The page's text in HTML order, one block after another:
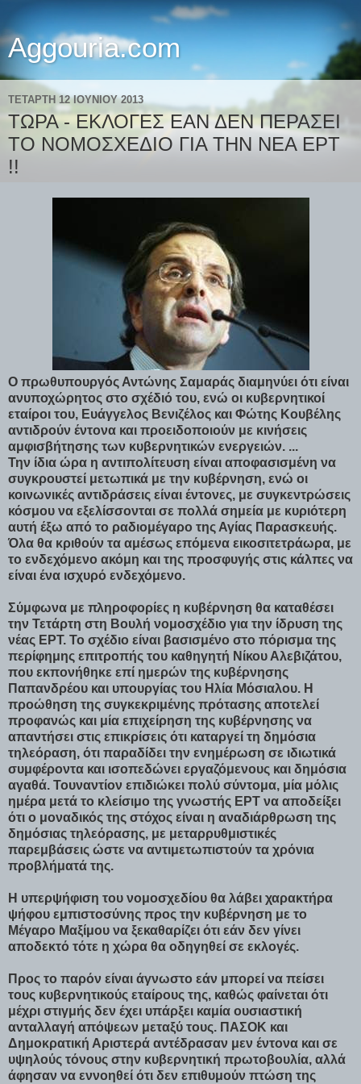
Aggouria.com
ΤΕΤΆΡΤΗ 12 ΙΟΥΝΊΟΥ 2013
ΤΩΡΑ - ΕΚΛΟΓΕΣ ΕΑΝ ΔΕΝ ΠΕΡΑΣΕΙ
ΤΟ ΝΟΜΟΣΧΕΔΙΟ ΓΙΑ ΤΗΝ ΝΕΑ ΕΡΤ
!!
Ο πρωθυπουργός Αντώνης Σαμαράς διαμηνύει ότι είναι
ανυποχώρητος στο σχέδιό του, ενώ οι κυβερνητικοί
εταίροι του, Ευάγγελος Βενιζέλος και Φώτης Κουβέλης
αντιδρούν έντονα και προειδοποιούν με κινήσεις
αμφισβήτησης των κυβερνητικών ενεργειών. ...
Την ίδια ώρα η αντιπολίτευση είναι αποφασισμένη να
συγκρουστεί μετωπικά με την κυβέρνηση, ενώ οι
κοινωνικές αντιδράσεις είναι έντονες, με συγκεντρώσεις
κόσμου να εξελίσσονται σε πολλά σημεία με κυριότερη
αυτή έξω από το ραδιομέγαρο της Αγίας Παρασκευής.
Όλα θα κριθούν τα αμέσως επόμενα εικοσιτετράωρα, με
το ενδεχόμενο ακόμη και της προσφυγής στις κάλπες να
είναι ένα ισχυρό ενδεχόμενο.
Σύμφωνα με πληροφορίες η κυβέρνηση θα καταθέσει
την Τετάρτη στη Βουλή νομοσχέδιο για την ίδρυση της
νέας ΕΡΤ. Το σχέδιο είναι βασισμένο στο πόρισμα της
περίφημης επιτροπής του καθηγητή Νίκου Αλεβιζάτου,
που εκπονήθηκε επί ημερών της κυβέρνησης
Παπανδρέου και υπουργίας του Ηλία Μόσιαλου. Η
προώθηση της συγκεκριμένης πρότασης αποτελεί
προφανώς και μία επιχείρηση της κυβέρνησης να
απαντήσει στις επικρίσεις ότι καταργεί τη δημόσια
τηλεόραση, ότι παραδίδει την ενημέρωση σε ιδιωτικά
συμφέροντα και ισοπεδώνει εργαζόμενους και δημόσια
αγαθά. Τουναντίον επιδιώκει πολύ σύντομα, μία μόλις
ημέρα μετά το κλείσιμο της γνωστής ΕΡΤ να αποδείξει
ότι ο μοναδικός της στόχος είναι η αναδιάρθρωση της
δημόσιας τηλεόρασης, με μεταρρυθμιστικές
παρεμβάσεις ώστε να αντιμετωπιστούν τα χρόνια
προβλήματά της.
Η υπερψήφιση του νομοσχεδίου θα λάβει χαρακτήρα
ψήφου εμπιστοσύνης προς την κυβέρνηση με το
Μέγαρο Μαξίμου να ξεκαθαρίζει ότι εάν δεν γίνει
αποδεκτό τότε η χώρα θα οδηγηθεί σε εκλογές.
Προς το παρόν είναι άγνωστο εάν μπορεί να πείσει
τους κυβερνητικούς εταίρους της, καθώς φαίνεται ότι
μέχρι στιγμής δεν έχει υπάρξει καμία ουσιαστική
ανταλλαγή απόψεων μεταξύ τους. ΠΑΣΟΚ και
Δημοκρατική Αριστερά αντέδρασαν μεν έντονα και σε
υψηλούς τόνους στην κυβερνητική πρωτοβουλία, αλλά
άφησαν να εννοηθεί ότι δεν επιθυμούν πτώση της